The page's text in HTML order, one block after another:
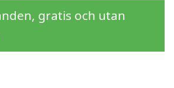
gratis och utan